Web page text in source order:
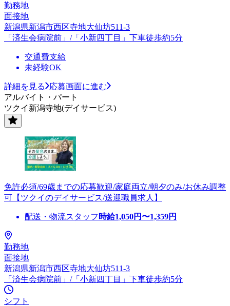
勤務地
面接地
新潟県新潟市西区寺地大仙坊511-3
「済生会病院前」/「小新四丁目」下車徒歩約5分
交通費支給
未経験OK
詳細を見る
応募画面に進む
アルバイト・パート
ツクイ新潟寺地(デイサービス)
免許必須/69歳までの応募歓迎/家庭両立/朝夕のみ/お休み調整
可【ツクイのデイサービス/送迎職員求人】
配送・物流スタッフ 時給1,050円〜1,359円
勤務地
面接地
新潟県新潟市西区寺地大仙坊511-3
「済生会病院前」/「小新四丁目」下車徒歩約5分
シフト